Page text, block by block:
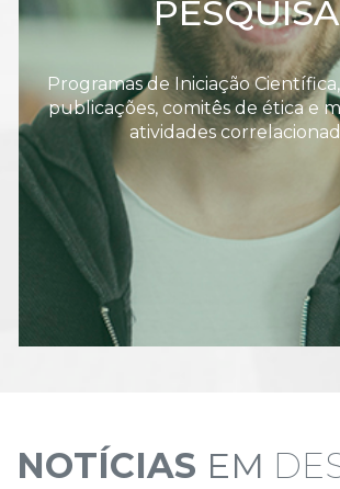
PESQUISA
Programas de Iniciação
publicações, comitês de ética e
atividades
NOTÍCIAS EM